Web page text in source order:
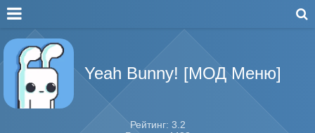
Yeah Bunny! [МОД Меню]
Рейтинг: 3.2